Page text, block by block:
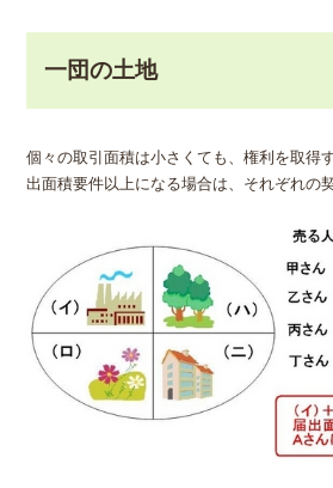
一団の土地
個々の取引面積は小さくても、権利を取得
出面積要件以上になる場合は、それぞれの